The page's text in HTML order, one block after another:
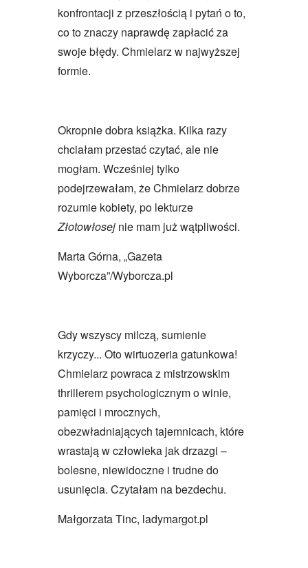
konfrontacji z przeszłością i pytań o to,
co to znaczy naprawdę zapłacić za
swoje błędy. Chmielarz w najwyższej
formie.
Okropnie dobra książka. Kilka razy
chciałam przestać czytać, ale nie
mogłam. Wcześniej tylko
podejrzewałam, że Chmielarz dobrze
rozumie kobiety, po lekturze
Złotowłosej nie mam już wątpliwości.
Marta Górna, „Gazeta
Wyborcza”/Wyborcza.pl
Gdy wszyscy milczą, sumienie
krzyczy... Oto wirtuozeria gatunkowa!
Chmielarz powraca z mistrzowskim
thrillerem psychologicznym o winie,
pamięci i mrocznych,
obezwładniających tajemnicach, które
wrastają w człowieka jak drzazgi –
bolesne, niewidoczne i trudne do
usunięcia. Czytałam na bezdechu.
Małgorzata Tinc, ladymargot.pl